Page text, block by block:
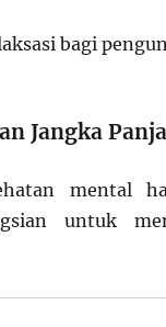
bagi
Jangka
mental
untuk